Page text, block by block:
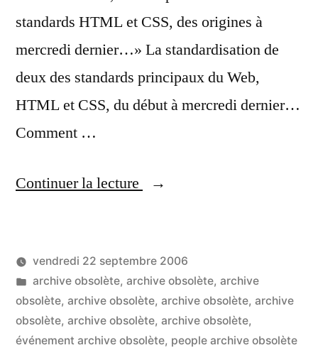
standards HTML et CSS, des origines à
mercredi dernier…» La standardisation de
deux des standards principaux du Web,
HTML et CSS, du début à mercredi dernier…
Comment …
Continuer la lecture
« Daniel
Les
standards
HTML
et
Publié
par
LucL
vendredi 22 septembre 2006
Publié
dans
archive obsolète, archive obsolète, archive
obsolète, archive obsolète, archive obsolète, archive
obsolète, archive obsolète, archive obsolète,
événement archive obsolète, people archive obsolète